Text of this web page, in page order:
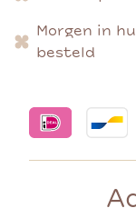
Morgen in
besteld